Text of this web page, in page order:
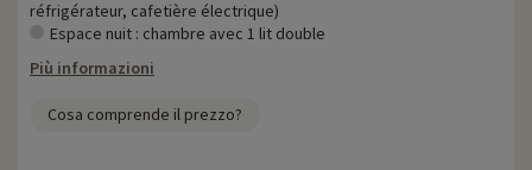
réfrigérateur, cafetière électrique)
Espace nuit : chambre avec 1 lit double
Più informazioni
Cosa comprende il prezzo?